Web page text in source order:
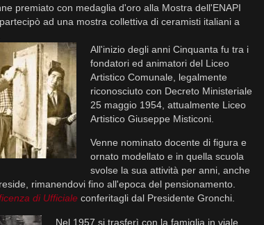
premiato con medaglia d'oro alla Mostra dell'ENAPI
ad una mostra collettiva di ceramisti italiani a
All'inizio degli anni Cinquanta fu tra i
fondatori ed animatori del Liceo
Artistico Comunale, legalmente
riconosciuto con Decreto Ministeriale
25 maggio 1954, attualmente Liceo
Artistico Giuseppe Misticoni.
Venne nominato docente di figura e
ornato modellato e in quella scuola
svolse la sua attività per anni, anche
rimanendovi fino all'epoca del pensionamento.
di Ufficiale conferitagli dal Presidente Gronchi.
Nel 1957 si trasferì con la famiglia in viale